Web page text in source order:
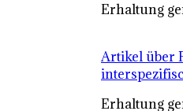
Erhaltung
Artikel über
Erhaltung